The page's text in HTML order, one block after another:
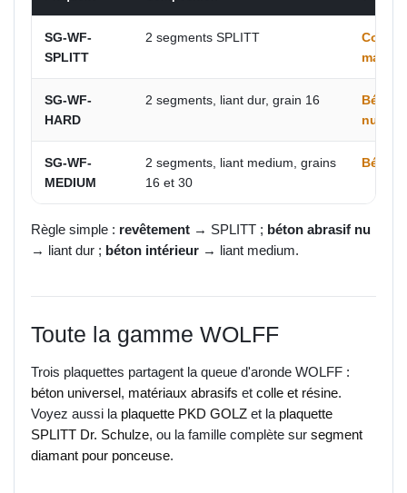
SG-WF-
SPLITT
2 segments SPLITT
Colle,
SG-WF-
HARD
2 segments, liant dur, grain 16
Béton
nus
SG-WF-
MEDIUM
2 segments, liant medium, grains
16 et 30
Béton
Règle simple : revêtement → SPLITT ; béton abrasif nu
→ liant dur ; béton intérieur → liant medium.
Toute la gamme WOLFF
Trois plaquettes partagent la queue d'aronde WOLFF :
béton universel, matériaux abrasifs et colle et résine.
Voyez aussi la plaquette PKD GOLZ et la plaquette
SPLITT Dr. Schulze, ou la famille complète sur segment
diamant pour ponceuse.